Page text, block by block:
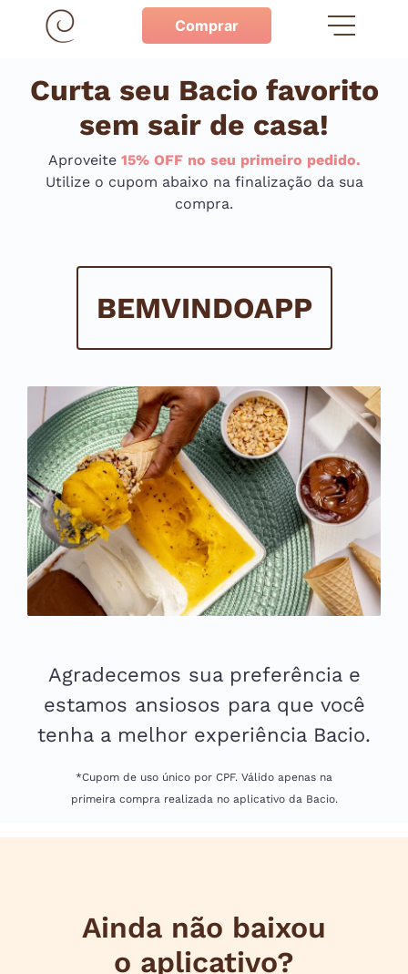
Comprar
Curta seu Bacio favorito
sem sair de casa!
Aproveite 15% OFF no seu primeiro pedido.
Utilize o cupom abaixo na finalização da sua
compra.
BEMVINDOAPP
Agradecemos sua preferência e
estamos ansiosos para que você
tenha a melhor experiência Bacio.
*Cupom de uso único por CPF. Válido apenas na
primeira compra realizada no aplicativo da Bacio.
Ainda não baixou
o aplicativo?